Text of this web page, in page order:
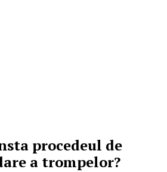
procedeul de
a trompelor?